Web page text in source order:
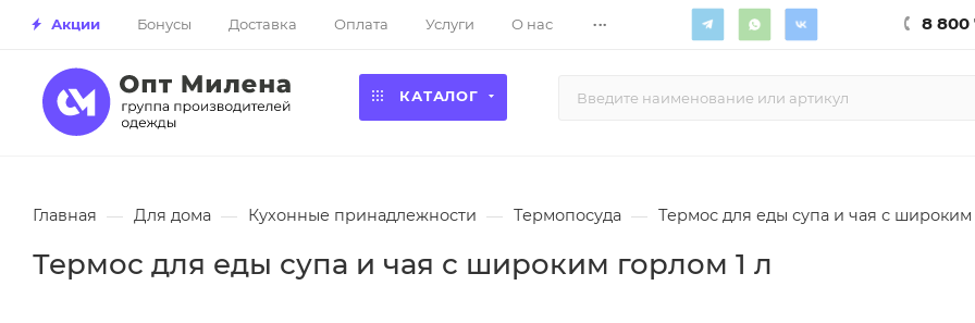
Акции Бонусы Доставка Оплата Услуги О нас ... 8 800
КАТАЛОГ
Главная — Для дома — Кухонные принадлежности — Термопосуда — Термос для еды супа и чая с широким
Термос для еды супа и чая с широким горлом 1 л